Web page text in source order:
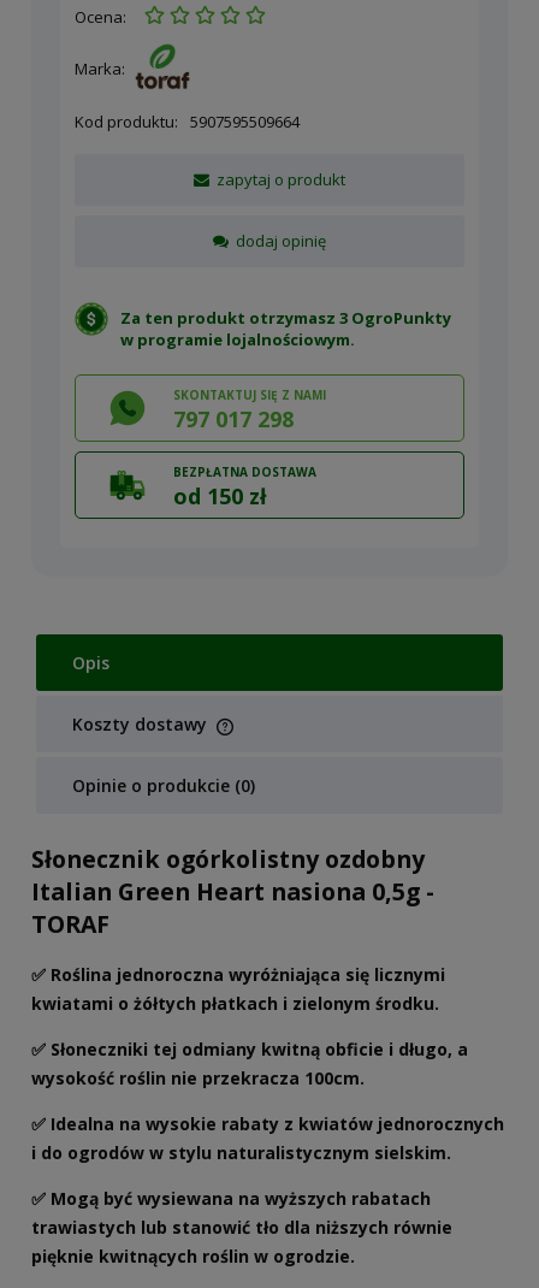
Ocena:
Marka:
Kod produktu: 5907595509664
zapytaj o produkt
dodaj opinię
Za ten produkt otrzymasz 3 OgroPunkty
w programie lojalnościowym.
SKONTAKTUJ SIĘ Z NAMI
797 017 298
BEZPŁATNA DOSTAWA
od 150 zł
Opis
Koszty dostawy
Cena nie zawiera ewentualnych kosztów płatności
Opinie o produkcie (0)
Słonecznik ogórkolistny ozdobny
Italian Green Heart nasiona 0,5g -
TORAF
✅ Roślina jednoroczna wyróżniająca się licznymi
kwiatami o żółtych płatkach i zielonym środku.
✅ Słoneczniki tej odmiany kwitną obficie i długo, a
wysokość roślin nie przekracza 100cm.
✅ Idealna na wysokie rabaty z kwiatów jednorocznych
i do ogrodów w stylu naturalistycznym sielskim.
✅ Mogą być wysiewana na wyższych rabatach
trawiastych lub stanowić tło dla niższych równie
pięknie kwitnących roślin w ogrodzie.